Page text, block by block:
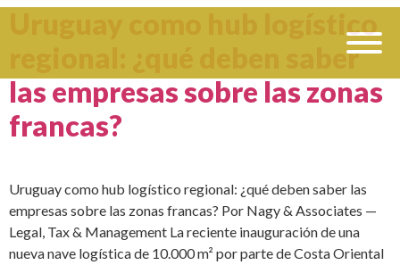
Uruguay como hub logístico
regional: ¿qué deben saber
las empresas sobre las zonas
francas?
Uruguay como hub logístico regional: ¿qué deben saber las
empresas sobre las zonas francas? Por Nagy & Associates —
Legal, Tax & Management La reciente inauguración de una
nueva nave logística de 10.000 m² por parte de Costa Oriental